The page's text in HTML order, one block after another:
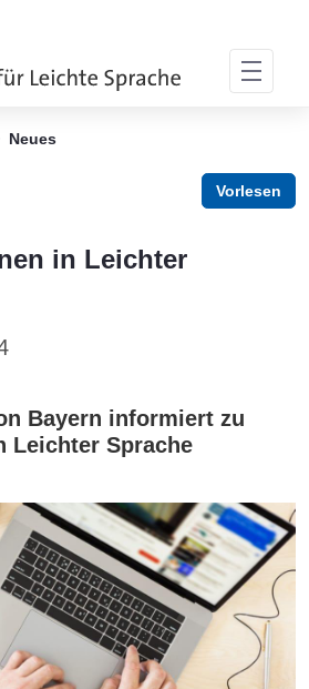
Neues
Vorlesen
in Leichter
Bayern informiert zu
Leichter Sprache